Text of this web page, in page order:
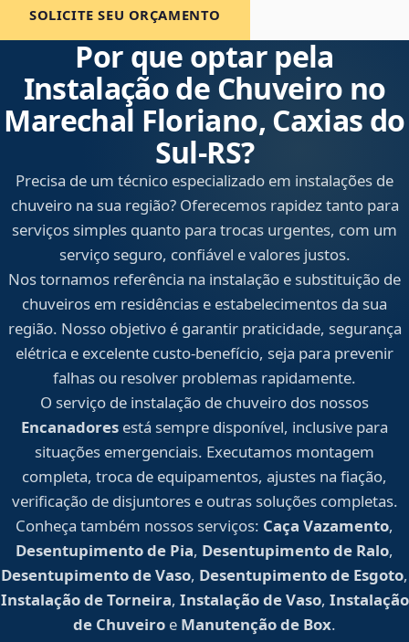
SOLICITE SEU ORÇAMENTO
Por que optar pela
Instalação de Chuveiro no
Marechal Floriano, Caxias do
Sul‑RS?
Precisa de um técnico especializado em instalações de
chuveiro na sua região? Oferecemos rapidez tanto para
serviços simples quanto para trocas urgentes, com um
serviço seguro, confiável e valores justos.
Nos tornamos referência na instalação e substituição de
chuveiros em residências e estabelecimentos da sua
região. Nosso objetivo é garantir praticidade, segurança
elétrica e excelente custo-benefício, seja para prevenir
falhas ou resolver problemas rapidamente.
O serviço de instalação de chuveiro dos nossos
Encanadores está sempre disponível, inclusive para
situações emergenciais. Executamos montagem
completa, troca de equipamentos, ajustes na fiação,
verificação de disjuntores e outras soluções completas.
Conheça também nossos serviços: Caça Vazamento,
Desentupimento de Pia, Desentupimento de Ralo,
Desentupimento de Vaso, Desentupimento de Esgoto,
Instalação de Torneira, Instalação de Vaso, Instalação
de Chuveiro e Manutenção de Box.